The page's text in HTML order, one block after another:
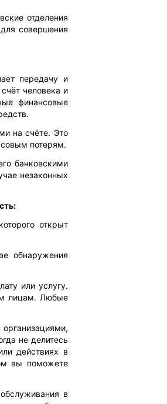
отделения
совершения
передачу и
человека и
финансовые
на счёте. Это
потерям.
банковскими
незаконных
открыт
обнаружения
или услугу.
лицам. Любые
не делитесь
действиях в
вы поможете
в